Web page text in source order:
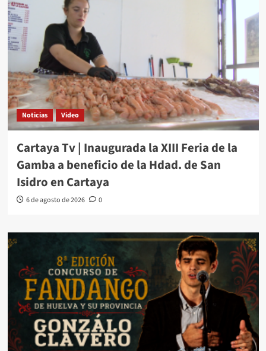
Noticias Video
Cartaya Tv | Inaugurada la XIII Feria de la
Gamba a beneficio de la Hdad. de San
Isidro en Cartaya
6 de agosto de 2026 0